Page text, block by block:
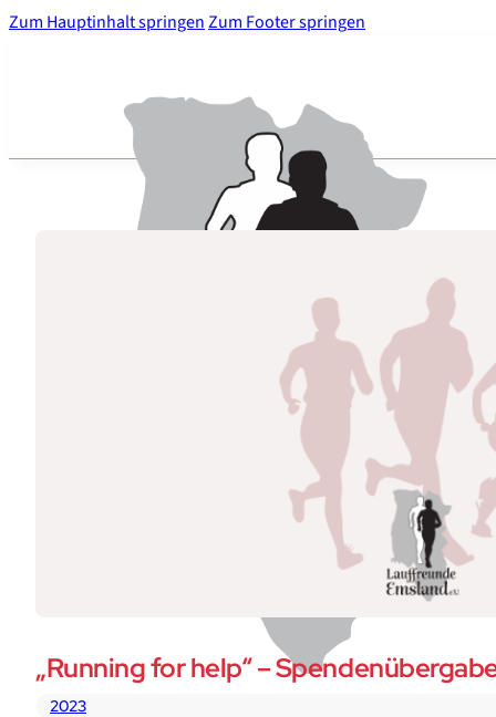
Zum Hauptinhalt springenZum Footer springen
„Running for help“ –
2023